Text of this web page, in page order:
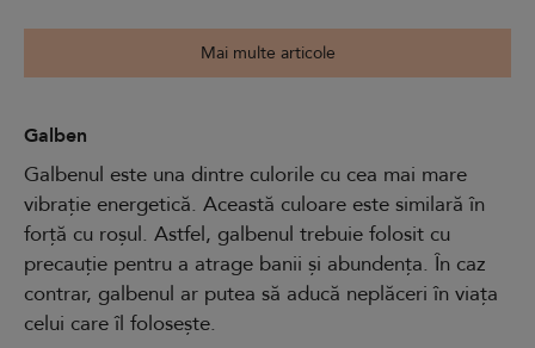
Mai multe articole
Galben
Galbenul este una dintre culorile cu cea mai mare
vibrație energetică. Această culoare este similară în
forță cu roșul. Astfel, galbenul trebuie folosit cu
precauție pentru a atrage banii și abundența. În caz
contrar, galbenul ar putea să aducă neplăceri în viața
celui care îl folosește.